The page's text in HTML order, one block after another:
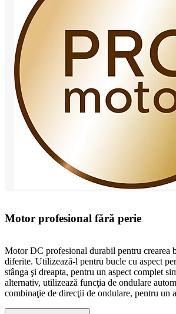
Motor profesional fără perie
Motor DC profesional durabil pentru crearea
diferite. Utilizează-l pentru bucle cu aspect
stânga şi dreapta, pentru un aspect complet
alternativ, utilizează funcţia de ondulare
combinaţie de direcţii de ondulare, pentru un